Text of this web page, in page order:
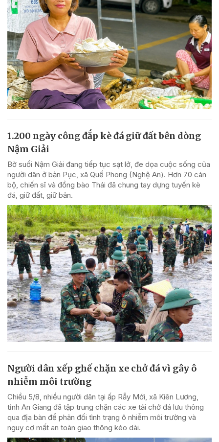
1.200 ngày công đắp kè đá giữ đất bên dòng
Nậm Giải
Bờ suối Nậm Giải đang tiếp tục sạt lở, đe dọa cuộc sống của
người dân ở bản Pục, xã Quế Phong (Nghệ An). Hơn 70 cán
bộ, chiến sĩ và đồng bào Thái đã chung tay dựng tuyến kè
đá, giữ đất, giữ bản.
Người dân xếp ghế chặn xe chở đá vì gây ô
nhiễm môi trường
Chiều 5/8, nhiều người dân tại ấp Rẫy Mới, xã Kiên Lương,
tỉnh An Giang đã tập trung chặn các xe tải chở đá lưu thông
qua địa bàn để phản đối tình trạng ô nhiễm môi trường và
nguy cơ mất an toàn giao thông kéo dài.